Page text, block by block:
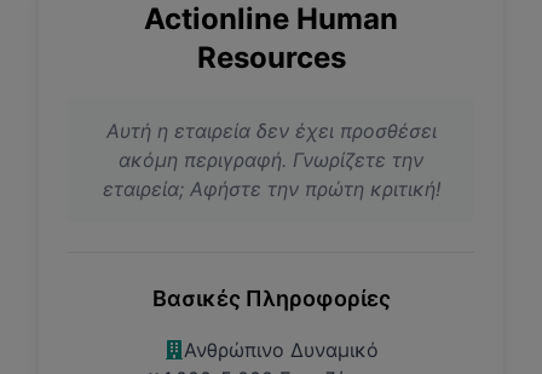
Actionline Human
Resources
Αυτή η εταιρεία δεν έχει προσθέσει
ακόμη περιγραφή. Γνωρίζετε την
εταιρεία; Αφήστε την πρώτη κριτική!
Βασικές Πληροφορίες
Ανθρώπινο Δυναμικό